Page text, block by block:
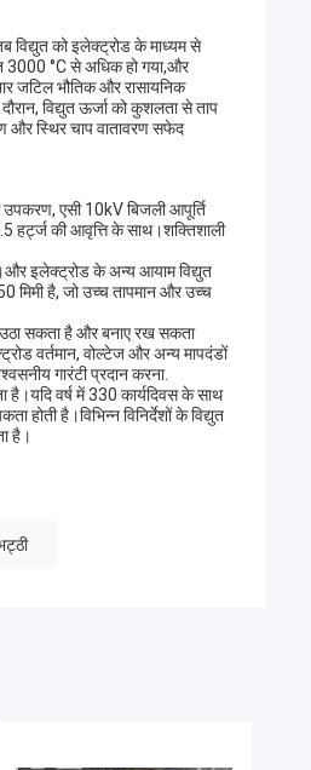
विद्युत को इलेक्ट्रोड के माध्यम से
3000 °C से अधिक हो गया,और
जटिल भौतिक और रासायनिक
विद्युत ऊर्जा को कुशलता से ताप
और स्थिर चाप वातावरण सफेद
एसी 10kV बिजली आपूर्ति
हर्ट्ज की आवृत्ति के साथ।शक्तिशाली
इलेक्ट्रोड के अन्य आयाम विद्युत
मिमी है, जो उच्च तापमान और उच्च
सकता है और बनाए रख सकता
वर्तमान, वोल्टेज और अन्य मापदंडों
गारंटी प्रदान करना.
वर्ष में 330 कार्यदिवस के साथ
है।विभिन्न विनिर्देशों के विद्युत
है।